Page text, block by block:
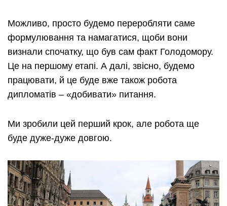
Можливо, просто будемо переробляти саме
формулювання та намагатися, щоби вони
визнали спочатку, що був сам факт Голодомору.
Це на першому етапі. А далі, звісно, будемо
працювати, й це буде вже також робота
дипломатів – «добивати» питання.
Ми зробили цей перший крок, але робота ще
буде дуже-дуже довгою.